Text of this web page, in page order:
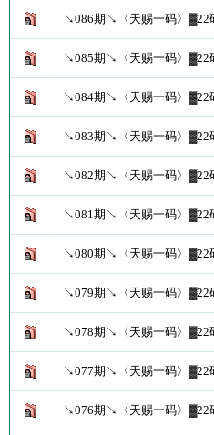
↘086期↘〈天赐一码〉▓22
↘085期↘〈天赐一码〉▓22
↘084期↘〈天赐一码〉▓22
↘083期↘〈天赐一码〉▓22
↘082期↘〈天赐一码〉▓22
↘081期↘〈天赐一码〉▓22
↘080期↘〈天赐一码〉▓22
↘079期↘〈天赐一码〉▓22
↘078期↘〈天赐一码〉▓22
↘077期↘〈天赐一码〉▓22
↘076期↘〈天赐一码〉▓22